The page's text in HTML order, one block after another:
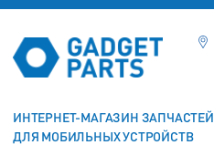
ИНТЕРНЕТ-МАГАЗИН ЗАПЧАСТЕЙ
ДЛЯ МОБИЛЬНЫХ УСТРОЙСТВ